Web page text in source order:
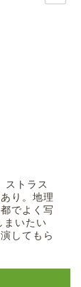
ストラス
り。地理
でよく写
まいたい
してもら